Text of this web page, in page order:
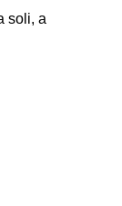
soli, a